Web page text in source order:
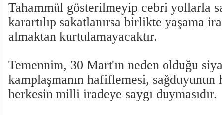
Tahammül gösterilmeyip cebri yollarla
karartılıp sakatlanırsa birlikte yaşama
almaktan kurtulamayacaktır.
Temennim, 30 Mart'ın neden olduğu
kamplaşmanın hafiflemesi, sağduyunun
herkesin milli iradeye saygı duymasıdır.